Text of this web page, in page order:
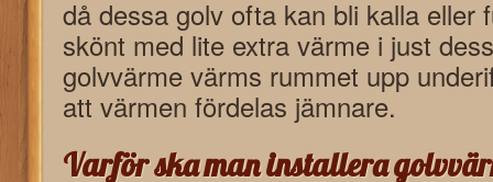
då dessa golv ofta kan bli kalla eller
skönt med lite extra värme i just
golvvärme värms rummet upp
att värmen fördelas jämnare.
Varför ska man installera